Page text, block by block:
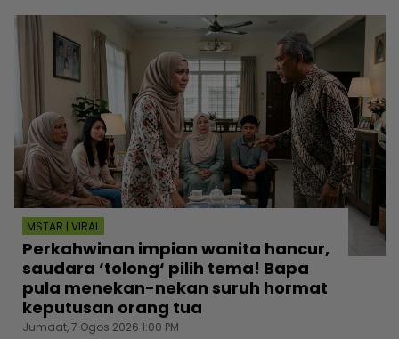
MSTAR | VIRAL
Perkahwinan impian wanita hancur,
saudara ‘tolong‘ pilih tema! Bapa
pula menekan-nekan suruh hormat
keputusan orang tua
Jumaat, 7 Ogos 2026 1:00 PM